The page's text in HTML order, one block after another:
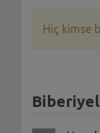
Hiç kimse